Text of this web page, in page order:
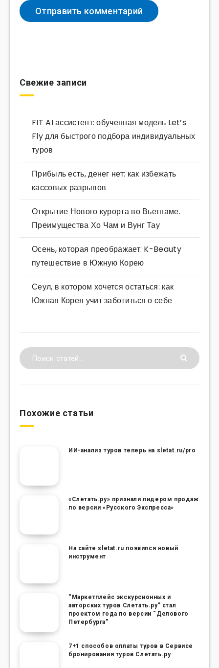
Свежие записи
FIT AI ассистент: обученная модель Let’s
Fly для быстрого подбора индивидуальных
туров
Прибыль есть, денег нет: как избежать
кассовых разрывов
Открытие Нового курорта во Вьетнаме.
Преимущества Хо Чам и Вунг Тау
Осень, которая преображает: K-Beauty
путешествие в Южную Корею
Сеул, в котором хочется остаться: как
Южная Корея учит заботиться о себе
Похожие статьи
ИИ-анализ туров теперь на sletat.ru/pro
«Слетать.ру» признали лидером продаж
по версии «Русского Экспресса»
На сайте sletat.ru появился новый
инструмент
“Маркетплейс экскурсионных и
авторских туров Слетать.ру” стал
проектом года по версии “Делового
Петербурга”
7+1 способов оплаты туров в Сервисе
бронирования туров Слетать.ру